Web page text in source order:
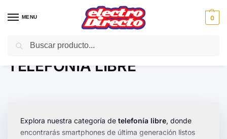
MENU 0
Inicio Gama marron / Telefonía doméstica
TELEFONIA LIBRE
Explora nuestra categoría de telefonía libre, donde
encontrarás smartphones de última generación listos